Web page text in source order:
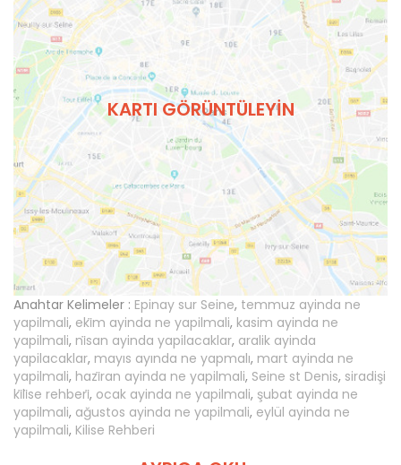
KARTI GÖRÜNTÜLEYIN
Anahtar Kelimeler : Epinay sur Seine, temmuz ayinda ne
yapilmali, eki̇m ayinda ne yapilmali, kasim ayinda ne
yapilmali, ni̇san ayinda yapilacaklar, aralik ayinda
yapilacaklar, mayıs ayında ne yapmalı, mart ayinda ne
yapilmali, hazi̇ran ayinda ne yapilmali, Seine st Denis, siradişi
ki̇li̇se rehberi̇, ocak ayinda ne yapilmali, şubat ayinda ne
yapilmali, ağustos ayinda ne yapilmali, eylül ayinda ne
yapilmali, Kilise Rehberi